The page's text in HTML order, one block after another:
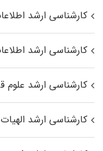
کارشناسی ارشد
کارشناسی ارشد
کارشناسی ارشد
کارشناسی ارشد